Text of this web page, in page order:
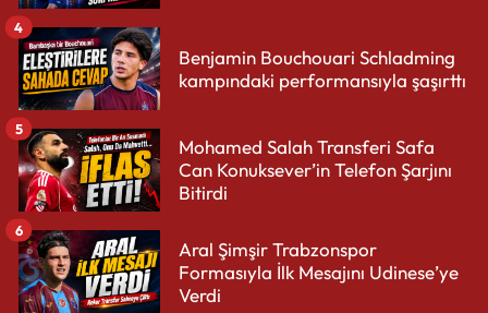
Benjamin Bouchouari Schladming
kampındaki performansıyla şaşırttı
4
Mohamed Salah Transferi Safa
Can Konuksever’in Telefon Şarjını
Bitirdi
5
Aral Şimşir Trabzonspor
Formasıyla İlk Mesajını Udinese’ye
Verdi
6